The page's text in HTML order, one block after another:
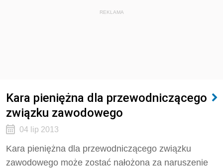
REKLAMA
Kara pieniężna dla przewodniczącego
związku zawodowego
04 lip 2013
Kara pieniężna dla przewodniczącego związku
zawodowego może zostać nałożona za naruszenie